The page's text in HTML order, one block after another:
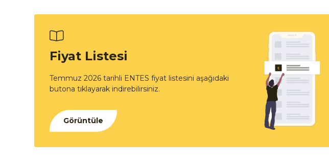
Fiyat Listesi
Temmuz 2026 tarihli ENTES fiyat listesini aşağıdaki
butona tıklayarak indirebilirsiniz.
Görüntüle